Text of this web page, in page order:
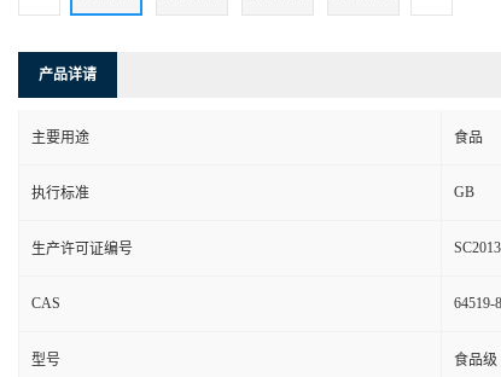
产品详请
主要用途 食品
执行标准 GB
生产许可证编号
CAS 64519-
型号 食品级